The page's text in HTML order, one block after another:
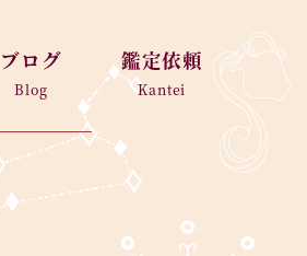
ブログ
Blog
鑑定依頼
Kantei